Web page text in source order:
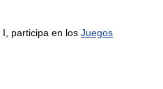
I, participa en los Juegos